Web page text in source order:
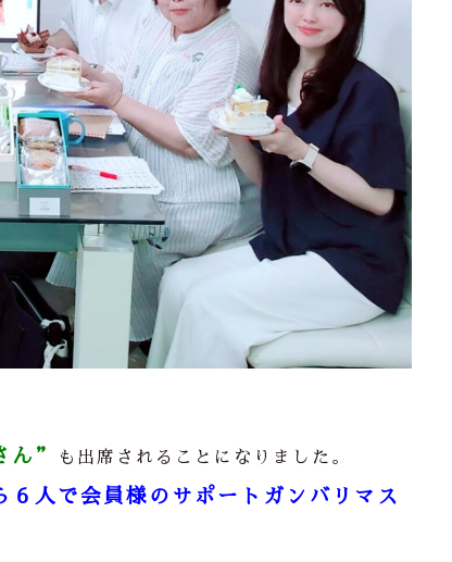
ん” も出席されることになりました。
６人で会員様のサポートガンバリマス